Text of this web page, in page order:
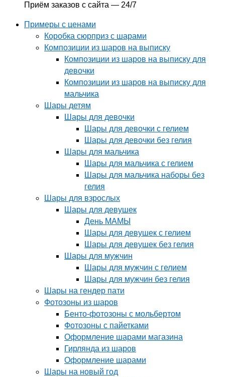
Приём заказов с сайта — 24/7
Примеры с ценами
Коробка сюрприз с шарами
Композиции из шаров на выписку
Композиции из шаров на выписку для
девочки
Композиции из шаров на выписку для
мальчика
Шары детям
Шары для девочки
Шары для девочки с гелием
Шары для девочки без гелия
Шары для мальчика
Шары для мальчика с гелием
Шары для мальчика наборы без
гелия
Шары для взрослых
Шары для девушек
День МАМЫ
Шары для девушек с гелием
Шары для девушек без гелия
Шары для мужчин
Шары для мужчин с гелием
Шары для мужчин без гелия
Шары на гендер пати
Фотозоны из шаров
Бенто-фотозоны с мольбертом
Фотозоны с пайетками
Оформление шарами магазина
Гирлянда из шаров
Оформление шарами
Шары на новый год